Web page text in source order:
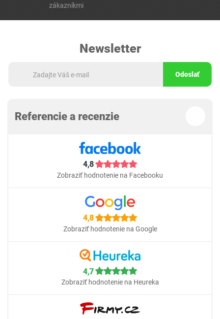
zákazníkmi
Newsletter
Odoslať
Referencie a recenzie
4,8
Zobraziť hodnotenie na Facebooku
4,8
Zobraziť hodnotenie na Google
4,7
Zobraziť hodnotenie na Heureka